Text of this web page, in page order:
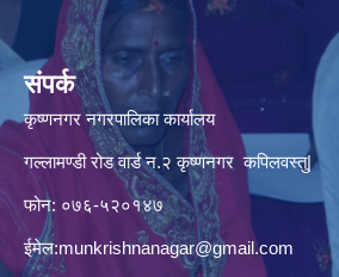
संपर्क
कृष्णनगर नगरपालिका कार्यालय
गल्लामण्डी रोड वार्ड न.२ कृष्णनगर कपिलवस्तु|
फोन: ०७६-५२०१४७
ईमेल:munkrishnanagar@gmail.com